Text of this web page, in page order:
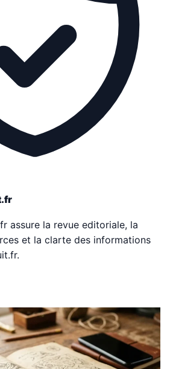
assure la revue editoriale, la
et la clarte des informations